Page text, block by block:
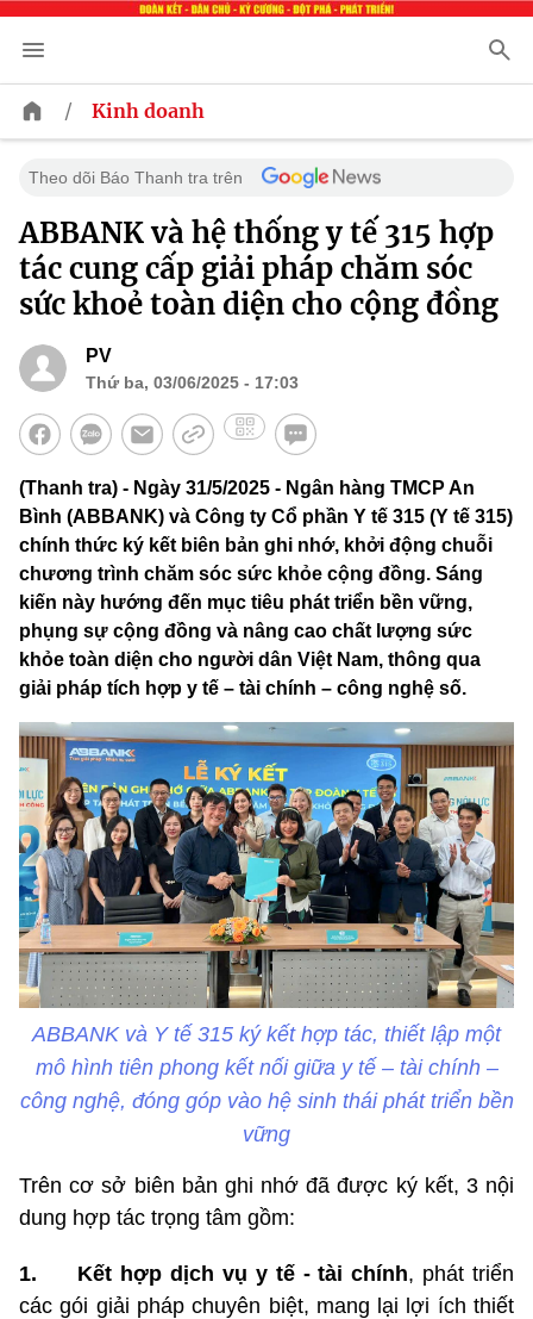
/ Kinh doanh
Theo dõi Báo Thanh tra trên
ABBANK và hệ thống y tế 315 hợp
tác cung cấp giải pháp chăm sóc
sức khoẻ toàn diện cho cộng đồng
PV
Thứ ba, 03/06/2025 - 17:03
(Thanh tra) - Ngày 31/5/2025 - Ngân hàng TMCP An
Bình (ABBANK) và Công ty Cổ phần Y tế 315 (Y tế 315)
chính thức ký kết biên bản ghi nhớ, khởi động chuỗi
chương trình chăm sóc sức khỏe cộng đồng. Sáng
kiến này hướng đến mục tiêu phát triển bền vững,
phụng sự cộng đồng và nâng cao chất lượng sức
khỏe toàn diện cho người dân Việt Nam, thông qua
giải pháp tích hợp y tế – tài chính – công nghệ số.
ABBANK và Y tế 315 ký kết hợp tác, thiết lập một
mô hình tiên phong kết nối giữa y tế – tài chính –
công nghệ, đóng góp vào hệ sinh thái phát triển bền
vững
Trên cơ sở biên bản ghi nhớ đã được ký kết, 3 nội
dung hợp tác trọng tâm gồm:
1. Kết hợp dịch vụ y tế - tài chính, phát triển
các gói giải pháp chuyên biệt, mang lại lợi ích thiết